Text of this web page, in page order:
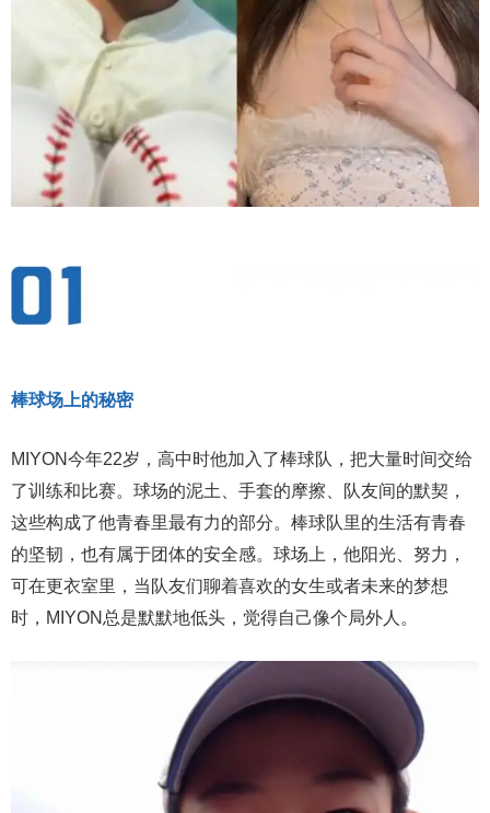
棒球场上的秘密
MIYON今年22岁，高中时他加入了棒球队，把大量时间交给
了训练和比赛。球场的泥土、手套的摩擦、队友间的默契，
这些构成了他青春里最有力的部分。棒球队里的生活有青春
的坚韧，也有属于团体的安全感。球场上，他阳光、努力，
可在更衣室里，当队友们聊着喜欢的女生或者未来的梦想
时，MIYON总是默默地低头，觉得自己像个局外人。